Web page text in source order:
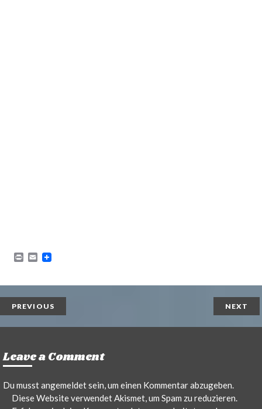
P
n
t
E
i
l
PREVIOUS NEXT
Leave a Comment
Du musstangemeldetsein, um einen Kommentar abzugeben.
Diese Website verwendet Akismet, um Spam zu reduzieren.